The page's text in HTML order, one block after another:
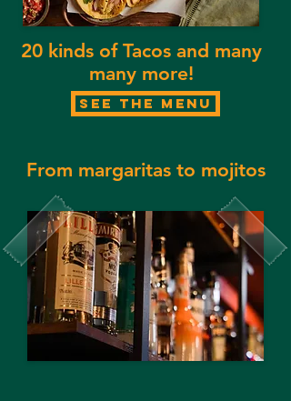
20 kinds of Tacos and many
many more!
SEE THE MENU
From margaritas to mojitos